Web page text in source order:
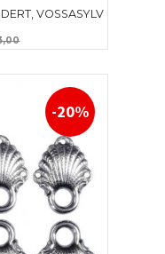
VOSSASYLV
Rabatt
-20%